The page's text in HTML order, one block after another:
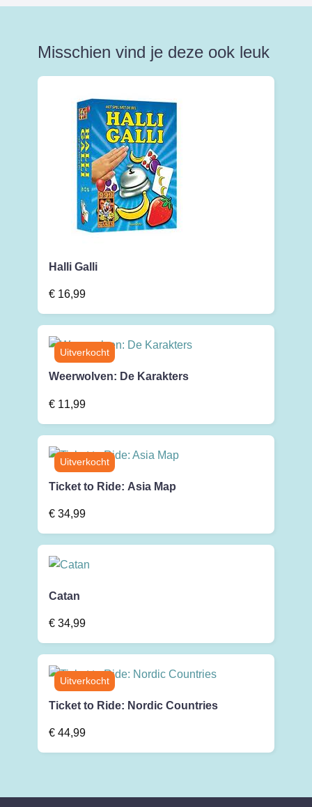
Misschien vind je deze ook leuk
Halli Galli
€ 16,99
Weerwolven: De Karakters
€ 11,99
Ticket to Ride: Asia Map
€ 34,99
Catan
€ 34,99
Ticket to Ride: Nordic Countries
€ 44,99